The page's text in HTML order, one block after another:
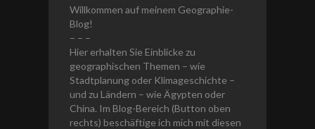
Willkommen auf meinem Geographie-
Blog!
– – –
Hier erhalten Sie Einblicke zu
geographischen Themen – wie
Stadtplanung oder Klimageschichte –
und zu Ländern – wie Ägypten oder
China. Im Blog-Bereich (Button oben
rechts) beschäftige ich mich mit diesen